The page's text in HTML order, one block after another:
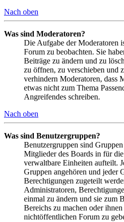
Nach oben
Was sind Moderatoren?
Die Aufgabe der Moderatoren
Forum zu beobachten. Sie
Beiträge zu ändern und zu
zu öffnen, zu verschieben und
verhindern Moderatoren, dass
etwas nicht zum Thema
Angreifendes schreiben.
Nach oben
Was sind Benutzergruppen?
Benutzergruppen sind
Mitglieder des Boards in für
verwaltbare Einheiten aufteilt.
Gruppen angehören und jeder
Berechtigungen zugeteilt
Administratoren,
einmal zu ändern und sie zum
Bereichs zu machen oder
nichtöffentlichen Forum zu